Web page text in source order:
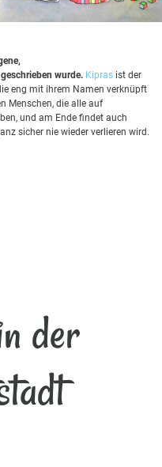
wurde. Kipras ist der
eng mit ihrem Namen verknüpft
Menschen, die alle auf
und am Ende findet auch
sicher nie wieder verlieren wird.
der